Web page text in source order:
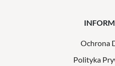
Ochrona
Polityka